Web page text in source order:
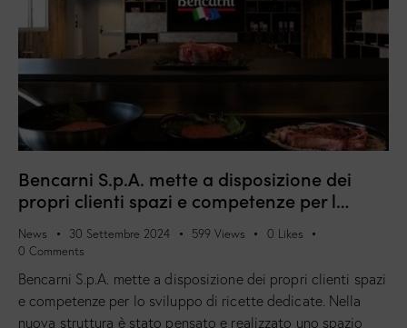
Bencarni S.p.A. mette a disposizione dei
propri clienti spazi e competenze per l…
News 30 Settembre 2024 599 Views 0 Likes
0 Comments
Bencarni S.p.A. mette a disposizione dei propri clienti spazi
e competenze per lo sviluppo di ricette dedicate. Nella
nuova struttura è stato pensato e realizzato uno spazio